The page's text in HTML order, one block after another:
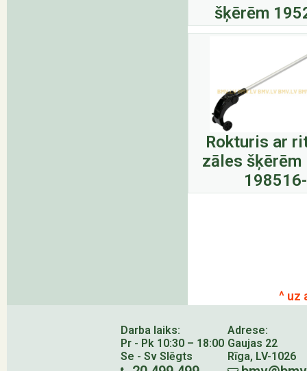
šķērēm
Rokturis ar
zāles
^ uz
Darba laiks:
Pr - Pk 10:30 – 18:00
Se - Sv Slēgts
Adrese:
Gaujas 22
Rīga, LV-1026